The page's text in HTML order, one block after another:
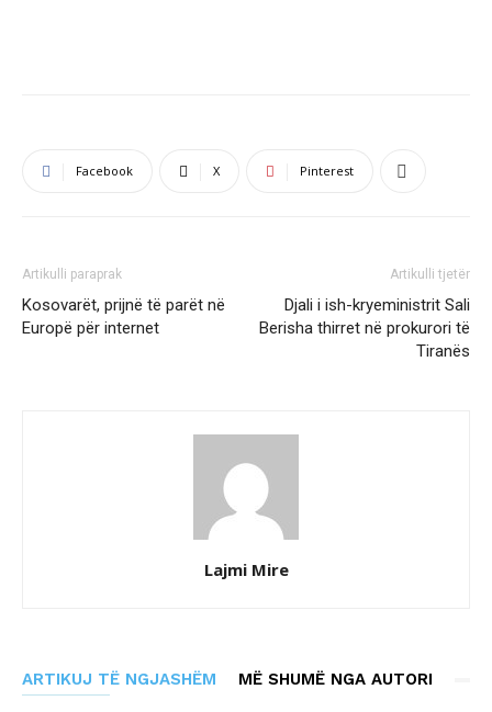
Facebook X Pinterest
Artikulli paraprak
Kosovarët, prijnë të parët në
Europë për internet
Artikulli tjetër
Djali i ish-kryeministrit Sali
Berisha thirret në prokurori të
Tiranës
Lajmi Mire
ARTIKUJ TË NGJASHËM MË SHUMË NGA AUTORI